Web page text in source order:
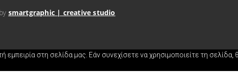
smartgraphic | creative studio
στη σελίδα μας. Εάν συνεχίσετε να χρησιμοποιείτε τη